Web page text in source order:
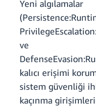
Yeni algılamalar
ve
kalıcı erişimi
sistem güvenliği
kaçınma